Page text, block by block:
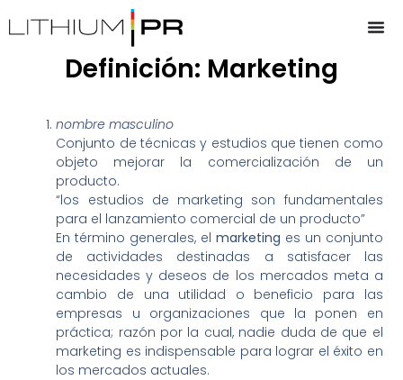
Definición: Marketing
nombre masculino
Conjunto de técnicas y estudios que tienen como
objeto mejorar la comercialización de un
producto.
“los estudios de marketing son fundamentales
para el lanzamiento comercial de un producto”
En término generales, el marketing es un conjunto
de actividades destinadas a satisfacer las
necesidades y deseos de los mercados meta a
cambio de una utilidad o beneficio para las
empresas u organizaciones que la ponen en
práctica; razón por la cual, nadie duda de que el
marketing es indispensable para lograr el éxito en
los mercados actuales.